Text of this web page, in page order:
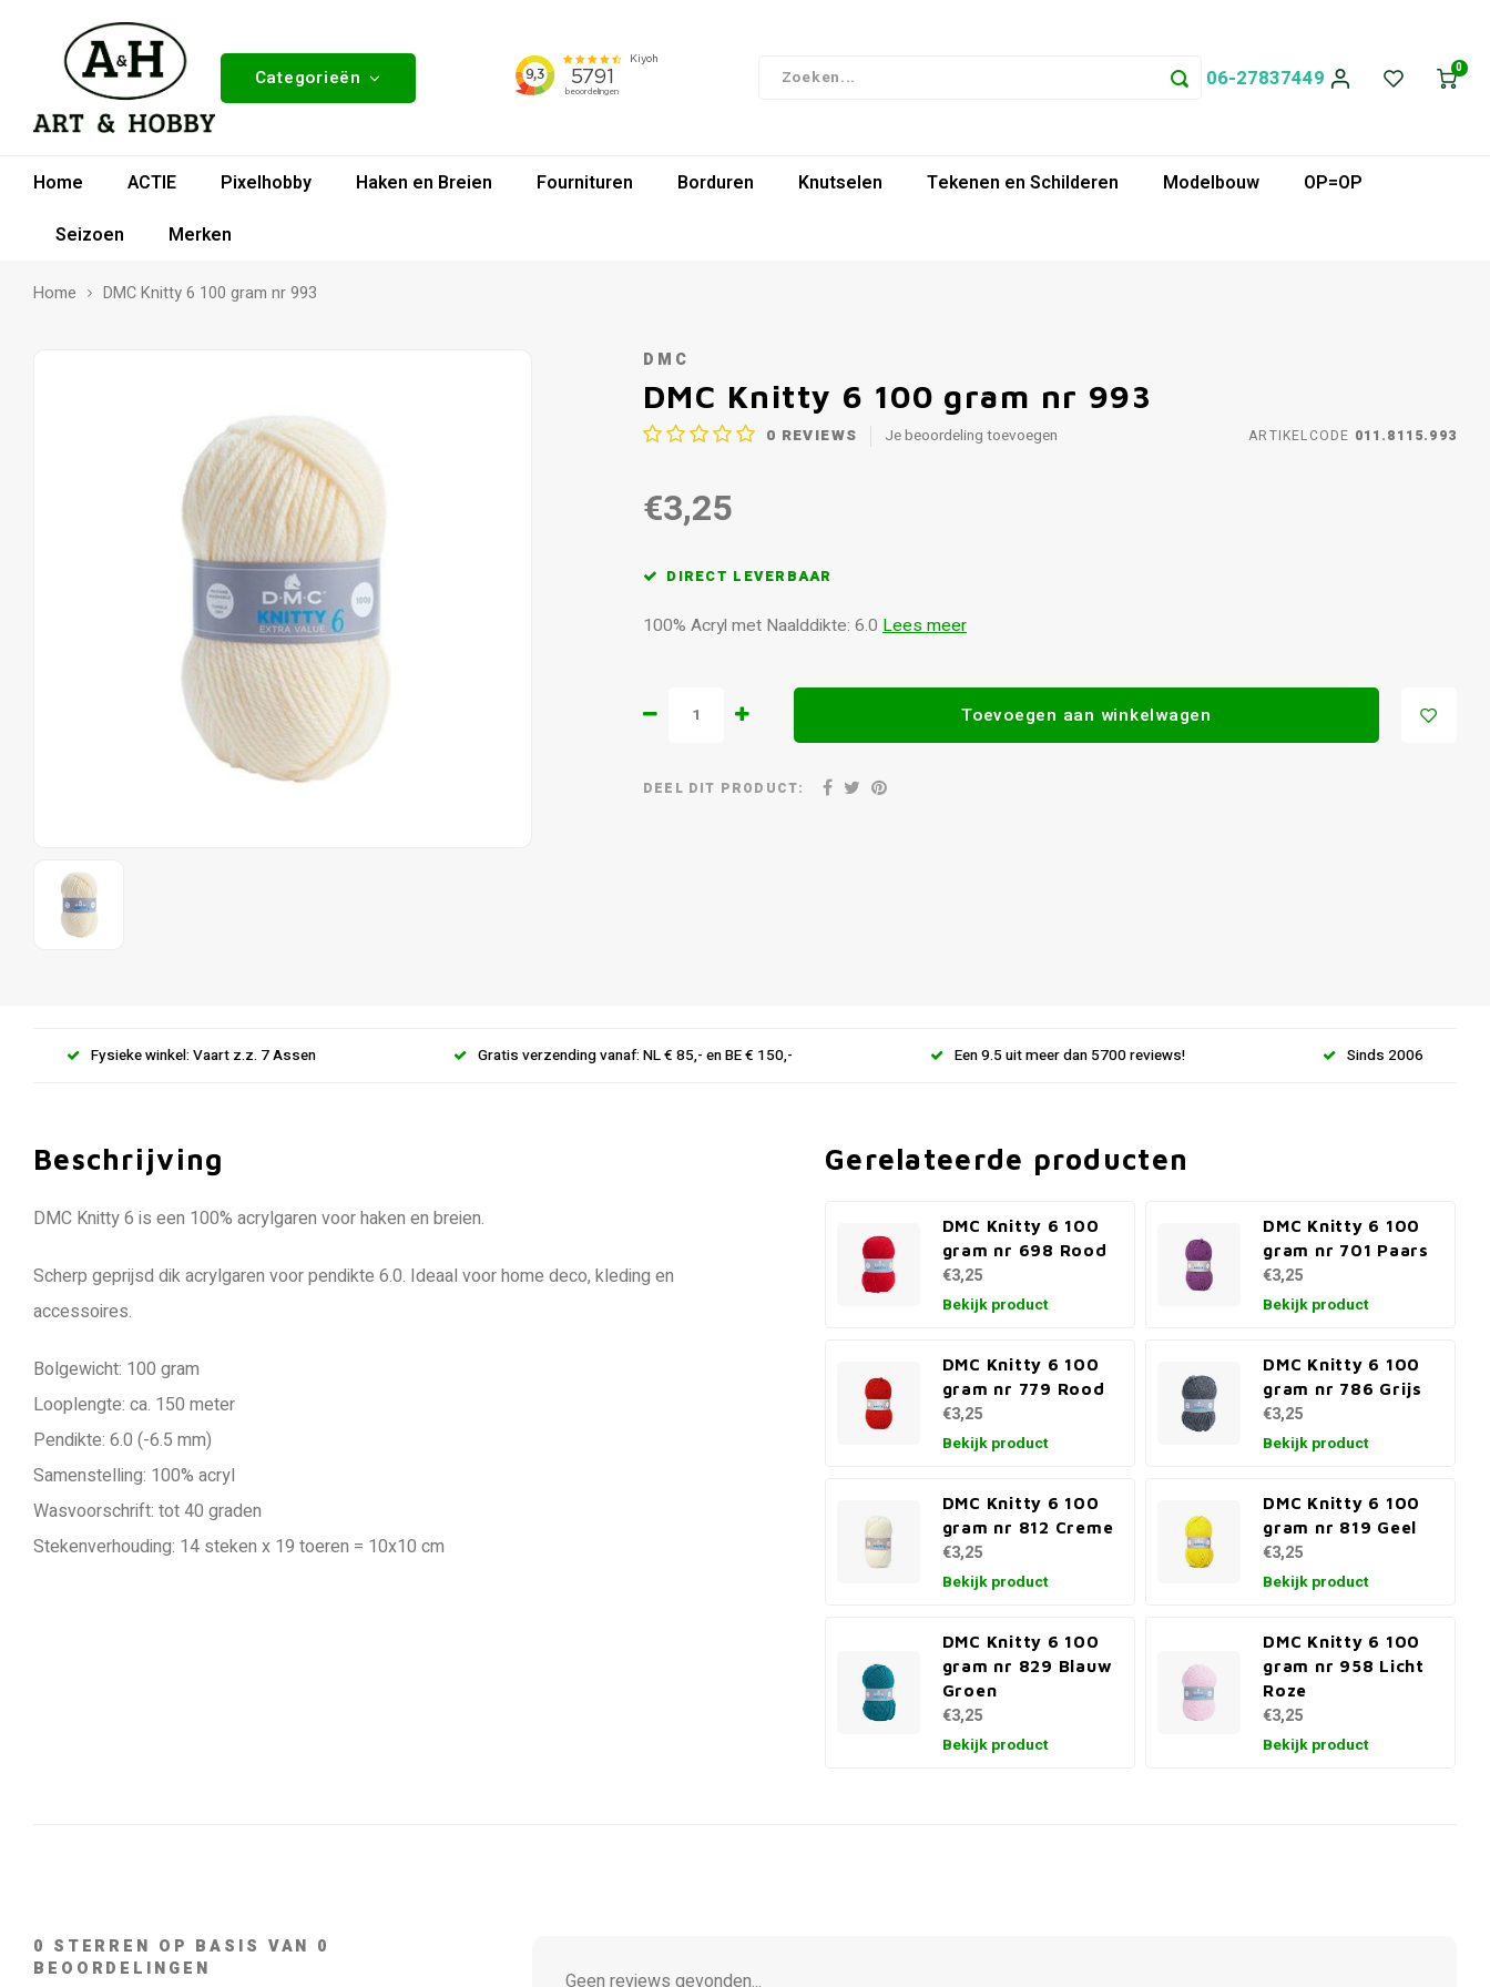
Categorieën 06-27837449 0
Home ACTIE Pixelhobby Haken en Breien Fournituren Borduren Knutselen Tekenen en Schilderen Modelbouw
OP=OP
Seizoen
Merken
Home DMC Knitty 6 100 gram nr 993
DMC
DMC Knitty 6 100 gram nr 993
0 REVIEWS Je beoordeling toevoegen ARTIKELCODE 011.8115.993
€3,25
DIRECT LEVERBAAR
100% Acryl met Naalddikte: 6.0 Lees meer
Toevoegen aan winkelwagen
DEEL DIT PRODUCT:
Fysieke winkel: Vaart z.z. 7 Assen Gratis verzending vanaf: NL € 85,- en BE € 150,- Een 9.5 uit meer dan 5700 reviews! Sinds 2006
Beschrijving
DMC Knitty 6 is een 100% acrylgaren voor haken en breien.
Scherp geprijsd dik acrylgaren voor pendikte 6.0. Ideaal voor home deco, kleding en
accessoires.
Bolgewicht: 100 gram
Looplengte: ca. 150 meter
Pendikte: 6.0 (-6.5 mm)
Samenstelling: 100% acryl
Wasvoorschrift: tot 40 graden
Stekenverhouding: 14 steken x 19 toeren = 10x10 cm
Gerelateerde producten
DMC Knitty 6 100
gram nr 698 Rood
€3,25
Bekijk product
DMC Knitty 6 100
gram nr 701 Paars
€3,25
Bekijk product
DMC Knitty 6 100
gram nr 779 Rood
€3,25
Bekijk product
DMC Knitty 6 100
gram nr 786 Grijs
€3,25
Bekijk product
DMC Knitty 6 100
gram nr 812 Creme
€3,25
Bekijk product
DMC Knitty 6 100
gram nr 819 Geel
€3,25
Bekijk product
DMC Knitty 6 100
gram nr 829 Blauw
Groen
€3,25
Bekijk product
DMC Knitty 6 100
gram nr 958 Licht
Roze
€3,25
Bekijk product
0 STERREN OP BASIS VAN 0
BEOORDELINGEN
Geen reviews gevonden...